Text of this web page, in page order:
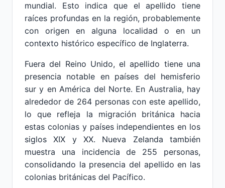
mundial. Esto indica que el apellido tiene
raíces profundas en la región, probablemente
con origen en alguna localidad o en un
contexto histórico específico de Inglaterra.
Fuera del Reino Unido, el apellido tiene una
presencia notable en países del hemisferio
sur y en América del Norte. En Australia, hay
alrededor de 264 personas con este apellido,
lo que refleja la migración británica hacia
estas colonias y países independientes en los
siglos XIX y XX. Nueva Zelanda también
muestra una incidencia de 255 personas,
consolidando la presencia del apellido en las
colonias británicas del Pacífico.